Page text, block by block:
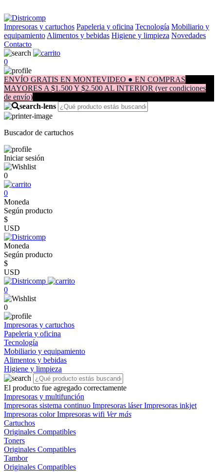
Impresoras y cartuchos Papeleria y oficina Tecnología Mobiliario y
equipamiento Alimentos y bebidas Higiene y limpieza Novedades
Contacto
0
ENVÍO GRATIS EN MONTEVIDEO ● EN COMPRAS
MAYORES A $1.500 Y $2.500 AL INTERIOR (ver condiciones
de envío)
Buscador de cartuchos
Iniciar sesión
0
0
Moneda
Según producto
$
USD
Moneda
Según producto
$
USD
0
0
Impresoras y cartuchos
Papeleria y oficina
Tecnología
Mobiliario y equipamiento
Alimentos y bebidas
Higiene y limpieza
El producto fue agregado correctamente
Impresoras y multifunción
Impresoras sistema continuo Impresoras láserImpresoras inkjet
Impresoras colorImpresoras wifi Ver más
Cartuchos
Originales Compatibles
Toners
Originales Compatibles
Tambor
Originales Compatibles